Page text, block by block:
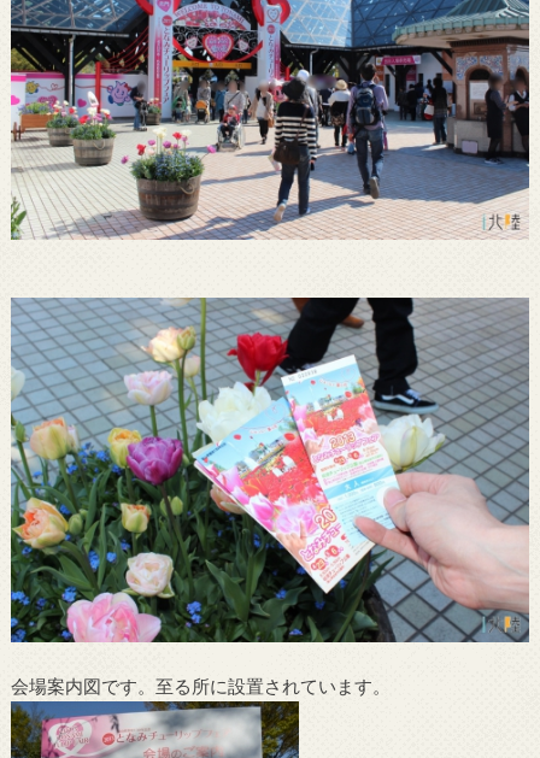
会場案内図です。至る所に設置されています。